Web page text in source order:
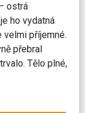
ostrá
ho vydatná
velmi příjemné.
přebral
Tělo plné,